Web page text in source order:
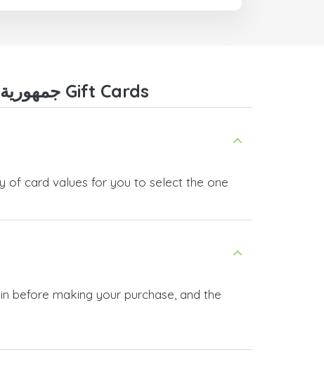
Frequently Asked Questions about UniPin جمهورية الدومينيكان Gift Cards